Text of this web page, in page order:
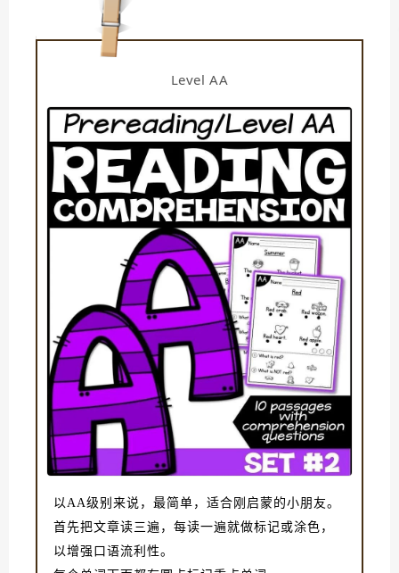
Level AA
以AA级别来说，最简单，适合刚启蒙的小朋友。
首先把文章读三遍，每读一遍就做标记或涂色，
以增强口语流利性。